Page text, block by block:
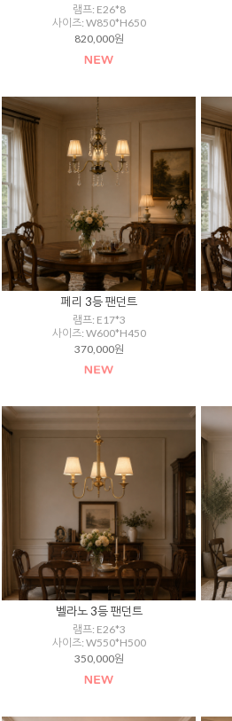
램프: E26*8
사이즈: W850*H650
820,000원
페리 3등 팬던트
램프: E17*3
사이즈: W600*H450
370,000원
벨라노 3등 팬던트
램프: E26*3
사이즈: W550*H500
350,000원